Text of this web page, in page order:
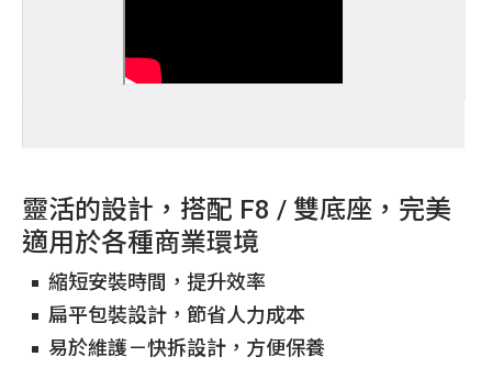
靈活的設計，搭配 F8 / 雙底座，完美
適用於各種商業環境
縮短安裝時間，提升效率
扁平包裝設計，節省人力成本
易於維護－快拆設計，方便保養